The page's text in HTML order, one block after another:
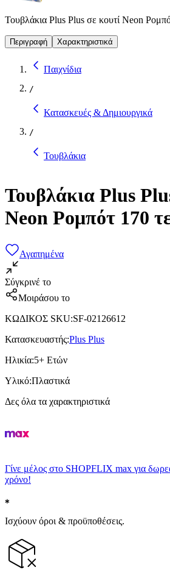
Τουβλάκια Plus Plus σε κουτί Neon
Περιγραφή Χαρακτηριστικά
Παιχνίδια
/
Κατασκευές & Δημιουργικά
/
Τουβλάκια
Τουβλάκια Plus
Neon Ρομπότ 170
Αγαπημένα
Σύγκρινέ το
Μοιράσου το
ΚΩΔΙΚΟΣ SKU:SF-02126612
Κατασκευαστής:Plus Plus
Ηλικία:5+ Ετών
Υλικό:Πλαστικά
Δες όλα τα χαρακτηριστικά
Γίνε μέλος στο SHOPFLIX max για
χρόνο!
Ισχύουν όροι & προϋποθέσεις.